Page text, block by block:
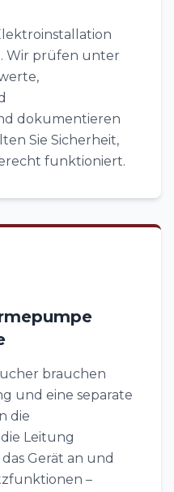
Wir prüfen unter
dokumentieren
Sie Sicherheit,
funktioniert.
brauchen
und eine separate
die
Leitung
Gerät an und
–